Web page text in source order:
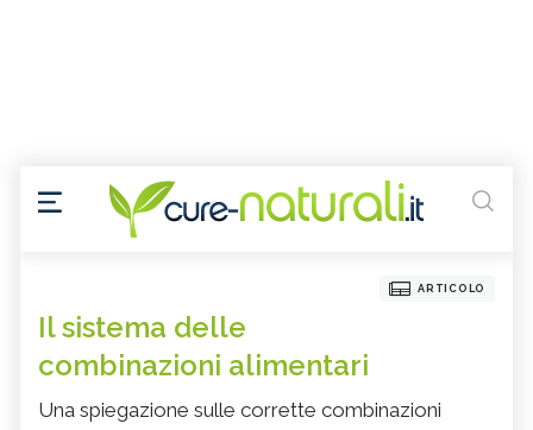
ARTICOLO
Il sistema delle
combinazioni alimentari
Una spiegazione sulle corrette combinazioni